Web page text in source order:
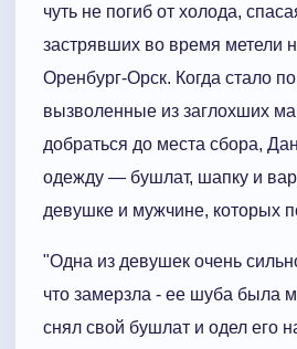
чуть не погиб от холода,
застрявших во время метели
Оренбург-Орск. Когда стало
вызволенные из заглохших
добраться до места сбора,
одежду — бушлат, шапку и
девушке и мужчине, которых
"Одна из девушек очень
что замерзла - ее шуба была
снял свой бушлат и одел его